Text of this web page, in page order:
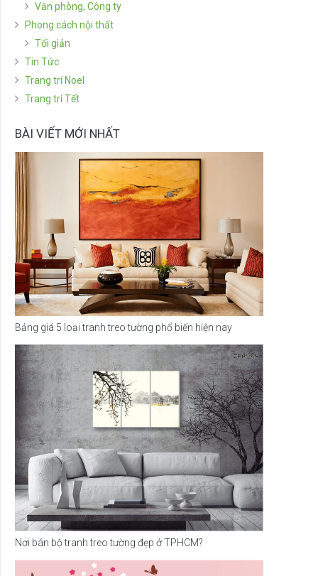
Văn phòng, Công ty
Phong cách nội thất
Tối giản
Tin Tức
Trang trí Noel
Trang trí Tết
BÀI VIẾT MỚI NHẤT
Bảng giá 5 loại tranh treo tường phổ biến hiện nay
Nơi bán bộ tranh treo tường đẹp ở TPHCM?